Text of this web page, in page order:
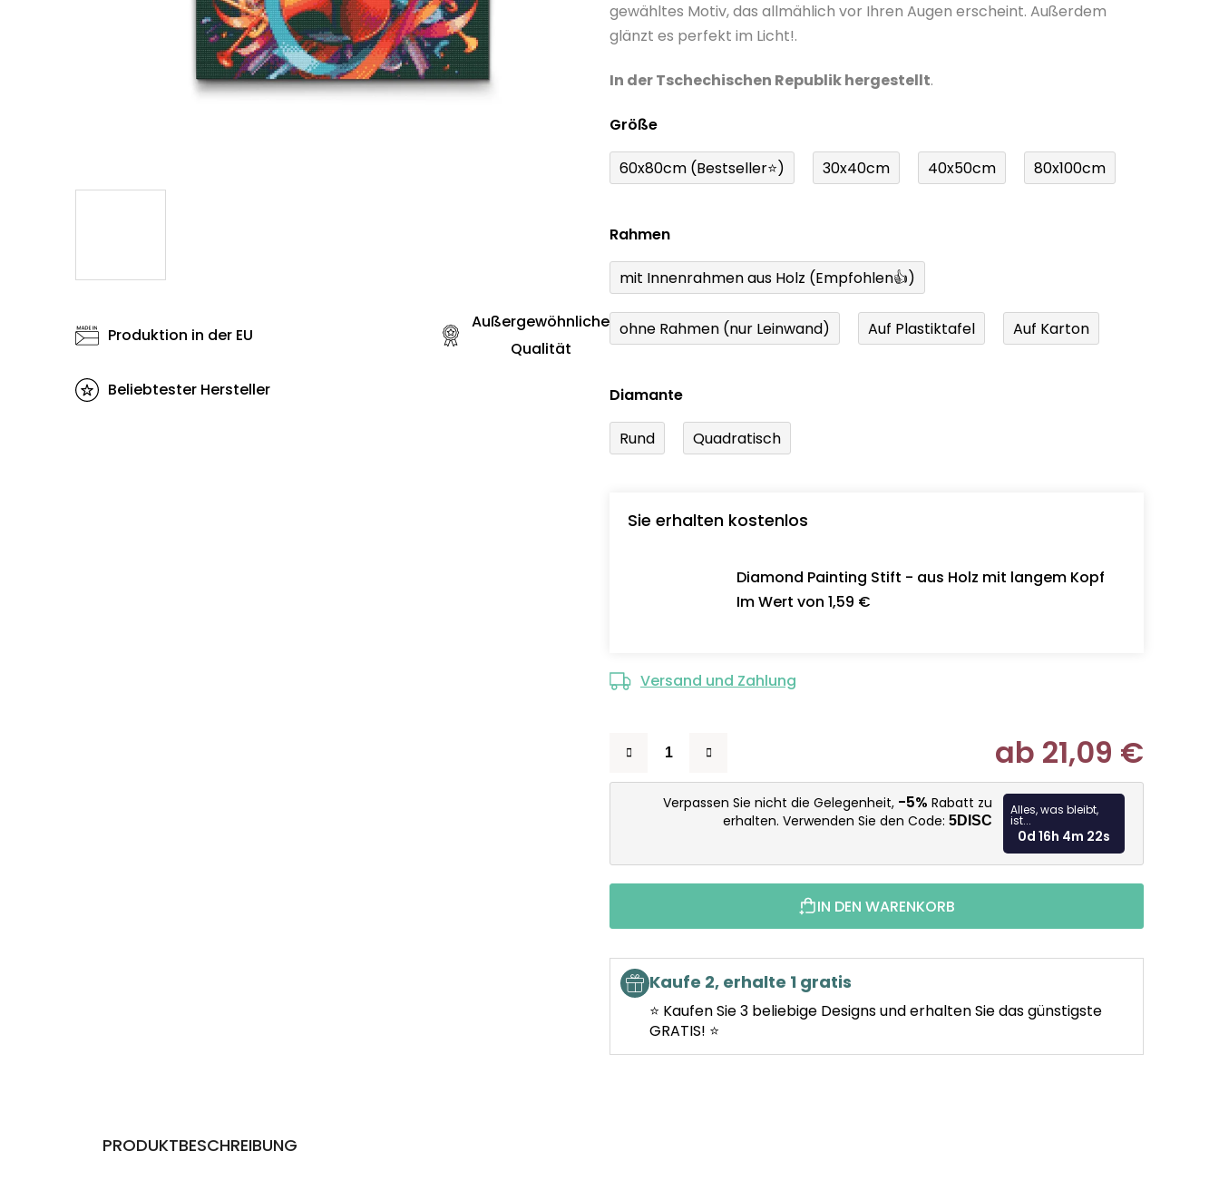
gewähltes Motiv, das allmählich vor Ihren Augen erscheint. Außerdem
glänzt es perfekt im Licht!.
In der Tschechischen Republik hergestellt.
Größe
60x80cm (Bestseller⭐) 30x40cm 40x50cm 80x100cm
Rahmen
mit Innenrahmen aus Holz (Empfohlen👍)
ohne Rahmen (nur Leinwand) Auf Plastiktafel Auf Karton
Diamante
Rund Quadratisch
Sie erhalten kostenlos
Diamond Painting Stift - aus Holz mit langem Kopf
Im Wert von 1,59 €
Versand und Zahlung
ab 21,09 €
Verpassen Sie nicht die Gelegenheit, -5% Rabatt zu
erhalten. Verwenden Sie den Code: 5DISC
Alles, was bleibt,
ist...
0d 16h 4m 20s
IN DEN WARENKORB
Kaufe 2, erhalte 1 gratis
⭐ Kaufen Sie 3 beliebige Designs und erhalten Sie das günstigste
GRATIS! ⭐
Produktion in der EU
Außergewöhnliche
Qualität
Beliebtester Hersteller
PRODUKTBESCHREIBUNG